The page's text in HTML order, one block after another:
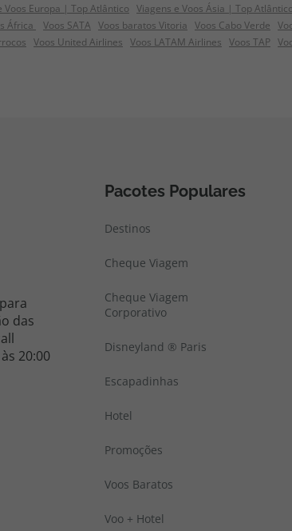
Voos Europa | Top Atlântico Viagens e Voos Ásia | Top Atlântico
África Voos SATA Voos baratos Vitoria Voos Cabo Verde
Voos United Airlines Voos LATAM Airlines Voos TAP
das
20:00
Pacotes Populares
Destinos
Cheque Viagem
Cheque Viagem
Corporativo
Disneyland ® Paris
Escapadinhas
Hotel
Promoções
Voos Baratos
Voo + Hotel